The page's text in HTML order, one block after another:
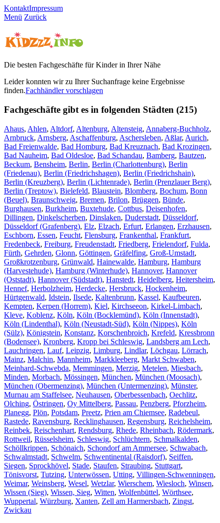
KontaktImpressum
Menü Zurück
Die besten Fachgeschäfte für Kinder in Ihrer Nähe
Leider konnten wir zu Ihrer Suchanfrage keine Ergebnisse
finden.Fachhändler vorschlagen
Fachgeschäfte gibt es in folgenden Städten (215)
Ahaus, Ahlen, Altdorf, Altenburg, Altensteig, Annaberg-Buchholz,
Arnbruck, Arnsberg, Aschaffenburg, Aschersleben, Aßlar, Aurich,
Bad Freienwalde, Bad Homburg, Bad Kreuznach, Bad Krozingen,
Bad Nauheim, Bad Oldesloe, Bad Schandau, Bamberg, Bautzen,
Beckum, Bensheim, Berlin, Berlin (Charlottenburg), Berlin
(Friedenau), Berlin (Friedrichshagen), Berlin (Friedrichshain),
Berlin (Kreuzberg), Berlin (Lichtenrade), Berlin (Prenzlauer Berg),
Berlin (Treptow), Bielefeld, Blaustein, Blomberg, Bochum, Bonn
(Beuel), Braunschweig, Bremen, Brilon, Brüggen, Bünde,
Burghausen, Burkheim, Buxtehude, Cottbus, Deisenhofen,
Dillingen, Dinkelscherben, Dinslaken, Duderstadt, Düsseldorf,
Düsseldorf (Grafenberg), Elz, Elzach, Erfurt, Erlangen, Erzhausen,
Eschborn, Essen, Feucht, Flensburg, Frankenthal, Frankfurt,
Fredenbeck, Freiburg, Freudenstadt, Friedberg, Frielendorf, Fulda,
Fürth, Gehrden, Glonn, Göttingen, Gräfelfing, Groß-Umstadt,
Großkrotzenburg, Grünwald, Hainewalde, Hamburg, Hamburg
(Harvestehude), Hamburg (Winterhude), Hannover, Hannover
(Oststadt), Hannover (Südstadt), Hanstedt, Heidelberg, Heitersheim,
Hennef, Herbolzheim, Herdecke, Hersbruck, Hockenheim,
Hürtgenwald, Idstein, Ilsede, Kaltenbrunn, Kassel, Kaufbeuren,
Kempten, Kerpen (Horrem), Kiel, Kirchseeon, Kirkel-Limbach,
Kleve, Koblenz, Köln, Köln (Bocklemünd), Köln (Innenstadt),
Köln (Lindenthal), Köln (Neustadt-Süd), Köln (Nippes), Köln
(Sülz), Königstein, Konstanz, Korschenbroich, Krefeld, Kressbronn
(Bodensee), Kronberg, Kropp bei Schleswig, Landsberg am Lech,
Lauchringen, Lauf, Leipzig, Limburg, Lindlar, Löchgau, Lörrach,
Mainz, Malchin, Mannheim, Markkleeberg, Markt Schwaben,
Meinhard-Schwebda, Memmingen, Merzig, Metelen, Miesbach,
Minden, Morbach, Mössingen, München, München (Moosach),
München (Obermenzing), München (Untermenzing), Münster,
Murnau am Staffelsee, Neuhausen, Oberbessenbach, Oechlitz,
Olching, Östringen, Oy Mittelberg, Passau, Penzberg, Pforzheim,
Planegg, Plön, Potsdam, Preetz, Prien am Chiemsee, Radebeul,
Rastede, Ravensburg, Recklinghausen, Regensburg, Reichelsheim,
Reinbek, Reischenhart, Rendsburg, Rhede, Rheinbach, Rödermark,
Rottweil, Rüsselsheim, Schleswig, Schlüchtern, Schmalkalden,
Schöllkrippen, Schönaich, Schondorf am Ammersee, Schwabach,
Schwalmstadt, Schwelm, Schwentinental (Raisdorf), Seiffen,
Siegen, Sprockhövel, Stade, Staufen, Straubing, Stuttgart,
Tönisvorst, Tutzing, Unterwössen, Utting, Villingen-Schwenningen,
Weimar, Weinsberg, Wesel, Wetzlar, Wierschem, Wiesloch, Winsen,
Wissen (Sieg), Wissen, Sieg, Witten, Wolfenbüttel, Wörthsee,
Wuppertal, Würzburg, Xanten, Zell am Harmersbach, Zingst,
Zwickau